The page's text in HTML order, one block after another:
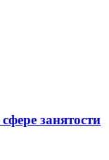
занятости